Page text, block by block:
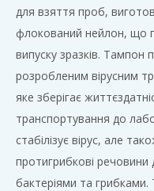
для взяття проб,
флокований нейлон, що
випуску зразків. Тампон
розробленим вірусним
яке зберігає
транспортування до
стабілізує вірус, але
протигрибкові
бактеріями та грибками.